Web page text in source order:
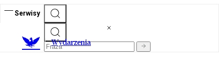
Serwisy
Wydarzenia